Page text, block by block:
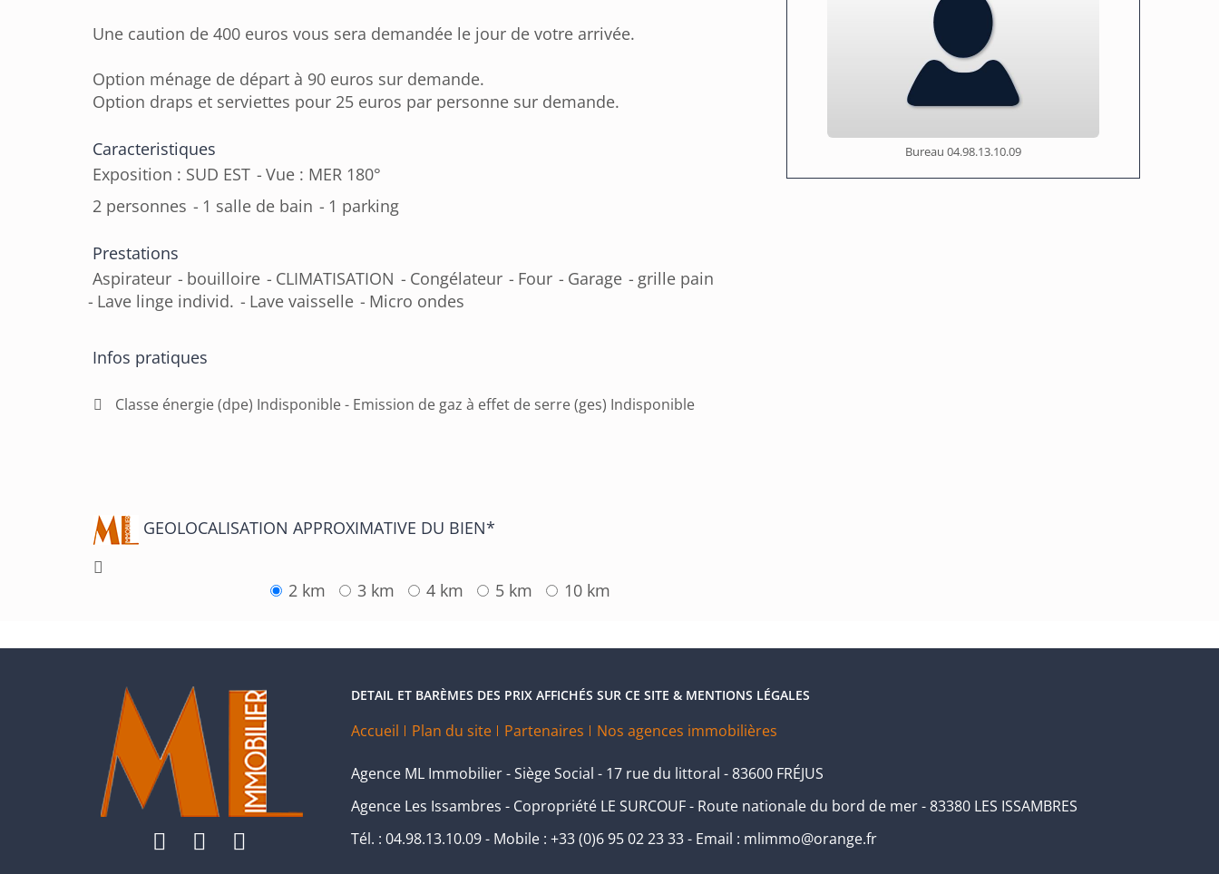
Une caution de 400 euros vous sera demandée le jour de votre arrivée.
Option ménage de départ à 90 euros sur demande.
Option draps et serviettes pour 25 euros par personne sur demande.
Caracteristiques
Exposition : SUD EST
Vue : MER 180°
2 personnes
1 salle de bain 1 parking
Prestations
Aspirateur
bouilloire CLIMATISATION Congélateur Four Garage
grille pain
Lave linge individ.
Lave vaisselle Micro ondes
Bureau 04.98.13.10.09
Infos pratiques
Classe énergie (dpe) Indisponible - Emission de gaz à effet de serre (ges) Indisponible
GEOLOCALISATION APPROXIMATIVE DU BIEN*
2 km 3 km 4 km 5 km 10 km
DETAIL ET BARÈMES DES PRIX AFFICHÉS SUR CE SITE & MENTIONS LÉGALES
Accueil Plan du site Partenaires Nos agences immobilières
Agence ML Immobilier - Siège Social - 17 rue du littoral - 83600 FRÉJUS
Agence Les Issambres - Copropriété LE SURCOUF - Route nationale du bord de mer - 83380 LES ISSAMBRES
Tél. : 04.98.13.10.09 - Mobile : +33 (0)6 95 02 23 33 - Email : mlimmo@orange.fr